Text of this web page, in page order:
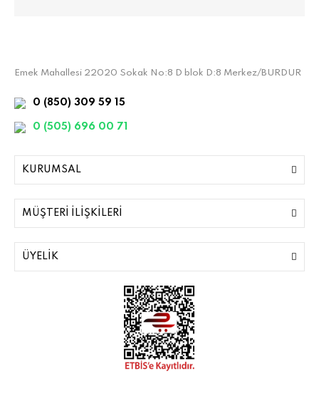
Emek Mahallesi 22020 Sokak No:8 D blok D:8 Merkez/BURDUR
0 (850) 309 59 15
0 (505) 696 00 71
KURUMSAL
MÜŞTERİ İLİŞKİLERİ
ÜYELİK